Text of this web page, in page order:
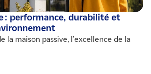
: performance, durabilité et
la maison passive, l'excellence de la